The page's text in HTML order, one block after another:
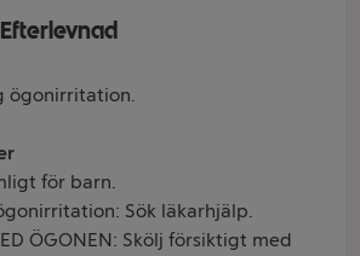
ögonirritation.
för barn.
Sök läkarhjälp.
ÖGONEN: Skölj försiktigt med